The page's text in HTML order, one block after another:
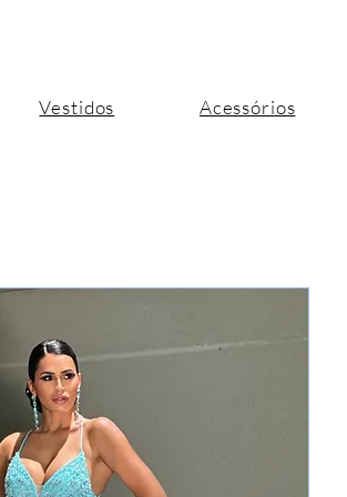
Vestidos Acessórios